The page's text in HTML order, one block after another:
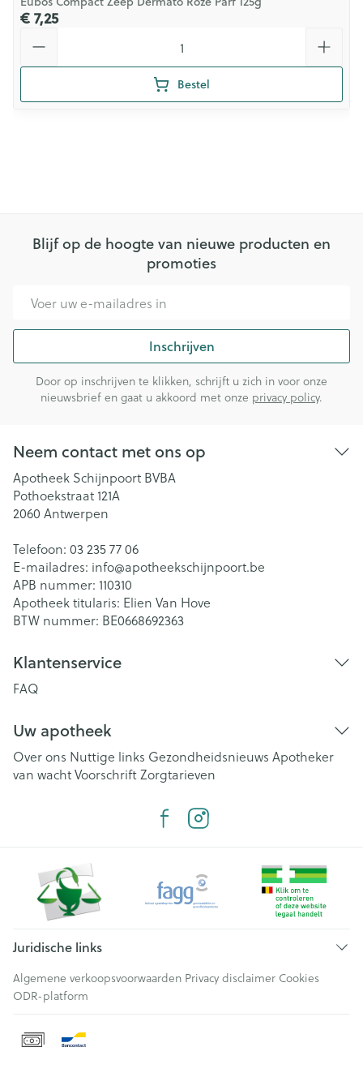
€ 7,25
Bestel
Blijf op de hoogte van nieuwe producten en
promoties
Inschrijven
Door op inschrijven te klikken, schrijft u zich in voor onze
nieuwsbrief en gaat u akkoord met onze privacy policy.
Neem contact met ons op
Apotheek Schijnpoort BVBA
Pothoekstraat 121A
2060 Antwerpen
Telefoon: 03 235 77 06
E-mailadres: info@apotheekschijnpoort.be
APB nummer: 110310
Apotheek titularis: Elien Van Hove
BTW nummer: BE0668692363
Klantenservice
FAQ
Uw apotheek
Over ons Nuttige links Gezondheidsnieuws Apotheker
van wachtVoorschriftZorgtarieven
Juridische links
Algemene verkoopsvoorwaarden Privacy disclaimer Cookies
ODR-platform